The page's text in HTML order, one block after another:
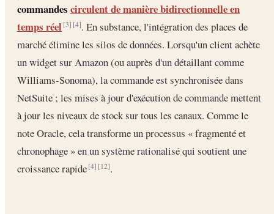
commandes circulent de manière bidirectionnelle en
temps réel [3] [4]. En substance, l'intégration des places de
marché élimine les silos de données. Lorsqu'un client achète
un widget sur Amazon (ou auprès d'un détaillant comme
Williams-Sonoma), la commande est synchronisée dans
NetSuite ; les mises à jour d'exécution de commande mettent
à jour les niveaux de stock sur tous les canaux. Comme le
note Oracle, cela transforme un processus « fragmenté et
chronophage » en un système rationalisé qui soutient une
croissance rapide[4] [12].